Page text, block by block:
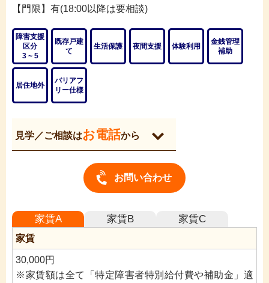
と必ずお伝えください。
【門限】有(18:00以降は要相談)
見学／ご相談はお電話から
お問い合わせ
障害支援
区分
3 ~ 5
既存戸建
て
生活保護 夜間支援 体験利用
金銭管理
補助
居住地外
バリアフ
リー仕様
家賃A 家賃B 家賃C
家賃
30,000円
※家賃額は全て「特定障害者特別給付費や補助金」適